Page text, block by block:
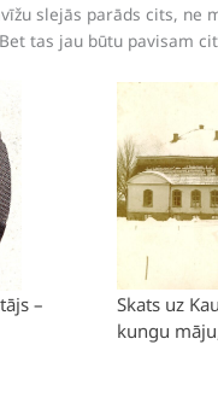
slejās parāds cits,
tas jau būtu pavisam
–
Skats uz
kungu